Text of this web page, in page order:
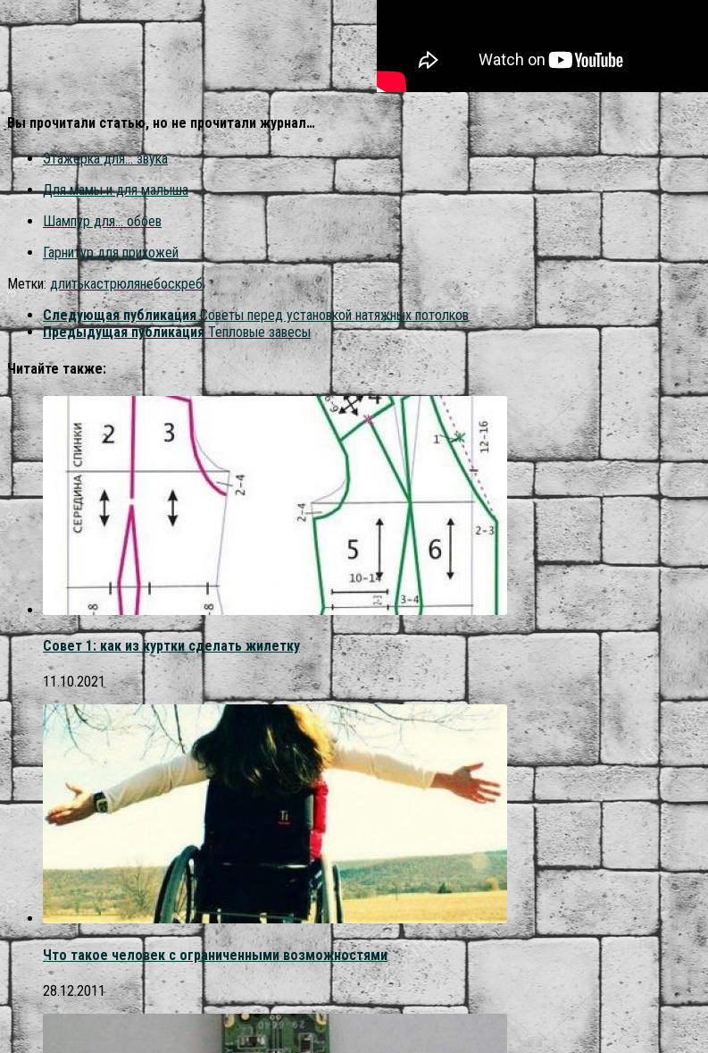
Вы прочитали статью, но не прочитали журнал…
Этажерка для… звука
Для мамы и для малыша
Шампур для… обоев
Гарнитур для прихожей
Метки: длитькастрюлянебоскреб
Следующая публикация Советы перед установкой натяжных потолков
Предыдущая публикация Тепловые завесы
Читайте также:
Совет 1: как из куртки сделать жилетку
11.10.2021
Что такое человек с ограниченными возможностями
28.12.2011